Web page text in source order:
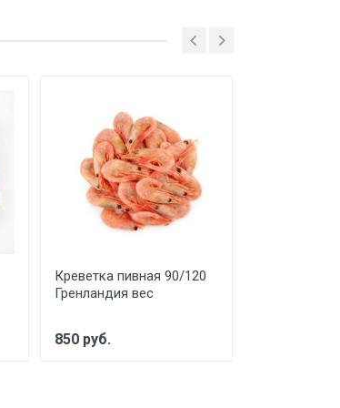
Креветка пивная 90/120
Гренландия вес
850 руб.